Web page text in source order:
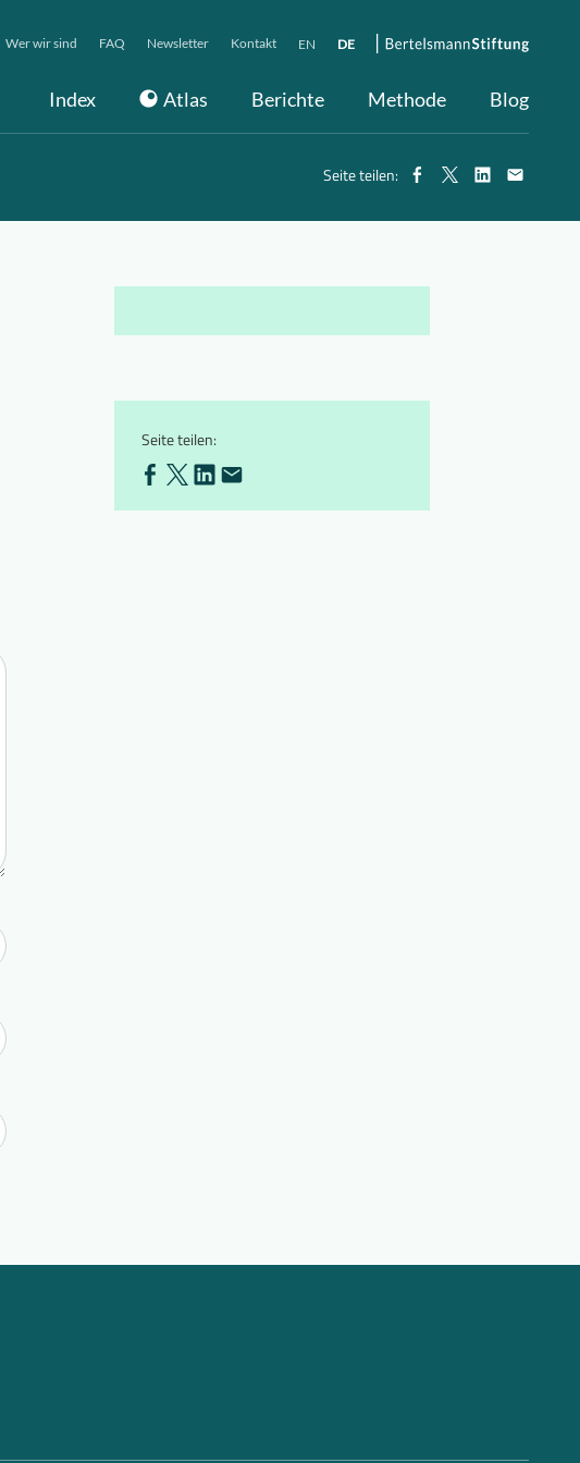
Index Atlas Berichte Methode Blog
Wer wir sind FAQ Newsletter Kontakt EN DE
Seite teilen:
Seite teilen: